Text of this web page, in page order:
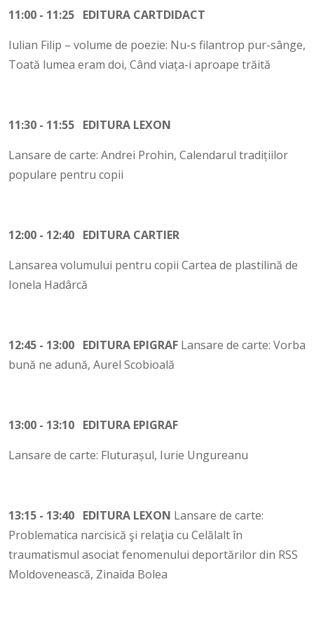
11:00 - 11:25 EDITURA CARTDIDACT
Iulian Filip – volume de poezie: Nu-s filantrop pur-sânge,
Toată lumea eram doi, Când viața-i aproape trăită
11:30 - 11:55 EDITURA LEXON
Lansare de carte: Andrei Prohin, Calendarul tradițiilor
populare pentru copii
12:00 - 12:40 EDITURA CARTIER
Lansarea volumului pentru copii Cartea de plastilină de
Ionela Hadârcă
12:45 - 13:00 EDITURA EPIGRAF Lansare de carte: Vorba
bună ne adună, Aurel Scobioală
13:00 - 13:10 EDITURA EPIGRAF
Lansare de carte: Fluturașul, Iurie Ungureanu
13:15 - 13:40 EDITURA LEXON Lansare de carte:
Problematica narcisică şi relaţia cu Celălalt în
traumatismul asociat fenomenului deportărilor din RSS
Moldovenească, Zinaida Bolea